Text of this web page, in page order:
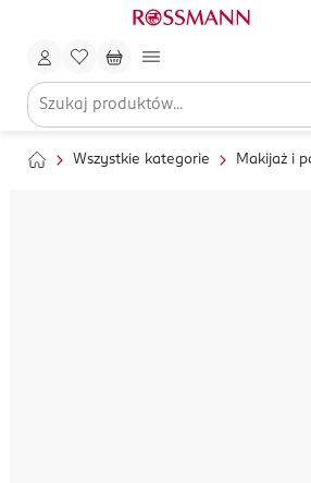
Wszystkie kategorie Makijaż i